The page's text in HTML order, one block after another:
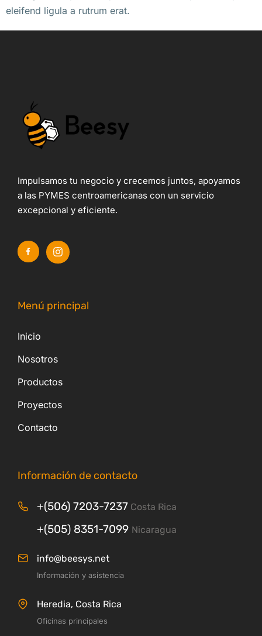
eleifend ligula a rutrum erat.
Impulsamos tu negocio y crecemos juntos, apoyamos
a las PYMES centroamericanas con un servicio
excepcional y eficiente.
Menú principal
Inicio
Nosotros
Productos
Proyectos
Contacto
Información de contacto
+(506) 7203-7237 Costa Rica
+(505) 8351-7099 Nicaragua
info@beesys.net
Información y asistencia
Heredia, Costa Rica
Oficinas principales